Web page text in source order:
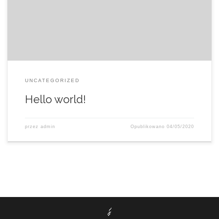
UNCATEGORIZED
Hello world!
przez admin Opublikowano04/05/2020